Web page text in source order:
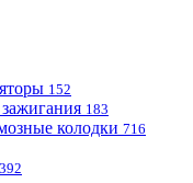
152
183
колодки 716
392